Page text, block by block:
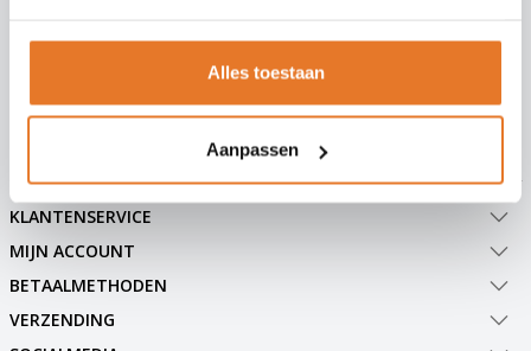
Alles toestaan
Aanpassen
Abonneer
KLANTENSERVICE
MIJN ACCOUNT
BETAALMETHODEN
VERZENDING